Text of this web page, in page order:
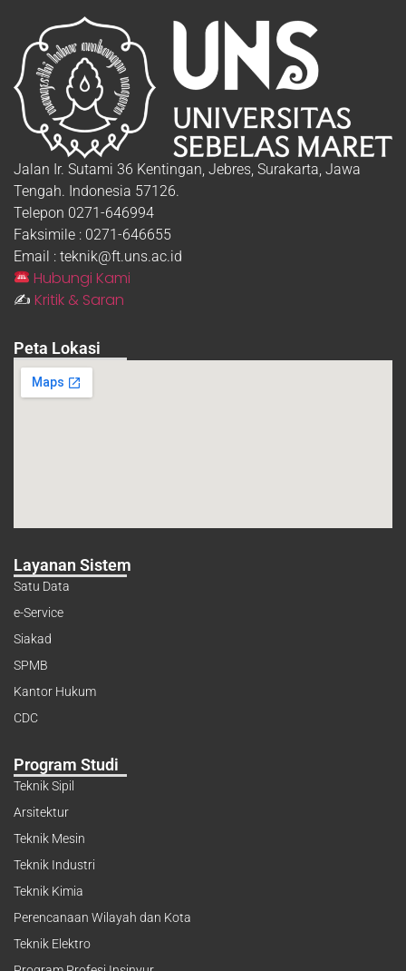
Jalan Ir. Sutami 36 Kentingan, Jebres, Surakarta, Jawa
Tengah. Indonesia 57126.
Telepon 0271-646994
Faksimile : 0271-646655
Email : teknik@ft.uns.ac.id
Hubungi Kami
✍️ Kritik & Saran
Peta Lokasi
Layanan Sistem
Satu Data
e-Service
Siakad
SPMB
Kantor Hukum
CDC
Program Studi
Teknik Sipil
Arsitektur
Teknik Mesin
Teknik Industri
Teknik Kimia
Perencanaan Wilayah dan Kota
Teknik Elektro